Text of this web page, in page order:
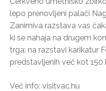
lepo prenovljeni palači
Zanimiva razstava vas
ki se nahaja na drugem
trga: na razstavi karikatur
predstavljenih več kot 150
Več info: visitvac.hu